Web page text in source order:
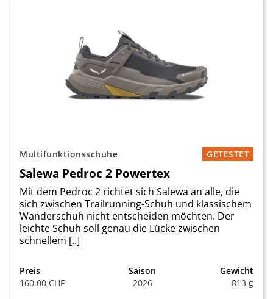
Multifunktionsschuhe GETESTET
Salewa Pedroc 2 Powertex
Mit dem Pedroc 2 richtet sich Salewa an alle, die
sich zwischen Trailrunning-Schuh und klassischem
Wanderschuh nicht entscheiden möchten. Der
leichte Schuh soll genau die Lücke zwischen
schnellem [..]
Preis
160.00 CHF
Saison
2026
Gewicht
813 g